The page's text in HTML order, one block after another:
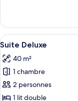
(Suite)
le
type
de
Appartement,
4
(Suite)
Afficher
toutes
les
photos
pour
ce
4
Suite Deluxe
40 m²
1 chambre
2 personnes
1 lit double